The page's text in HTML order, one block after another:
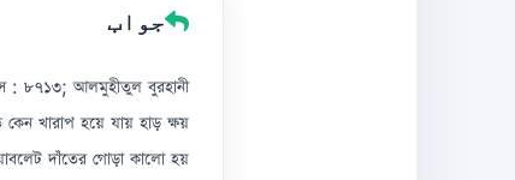
جواب
: ৮৭১৩; আলমুহীতুল বুরহানী
খারাপ হয়ে যায় হাড় ক্ষয়
দাঁতের গোড়া কালো হয়